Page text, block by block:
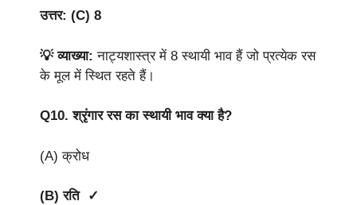
उत्तर: (C) 8
💡 व्याख्या:नाट्यशास्त्र में 8 स्थायी भाव हैं जो प्रत्येक रस
के मूल में स्थित रहते हैं।
Q10.श्रृंगार रस का स्थायी भाव क्या है?
(A) क्रोध
(B) रति ✓